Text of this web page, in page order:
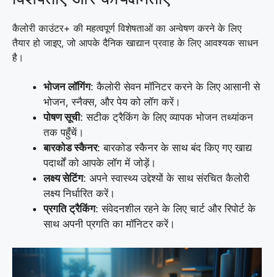
कैलोरी काउंटर+ की महत्वपूर्ण विशेषताओं का अन्वेषण करने के लिए
तैयार हो जाइए, जो आपके दैनिक खाद्यान प्रवाह के लिए आवश्यक साधन
है।
भोजन लॉगिंग: कैलोरी सेवन मॉनिटर करने के लिए आसानी से
भोजन, स्नैक्स, और पेय को लॉग करें।
पोषण सूची: सटीक ट्रैकिंग के लिए व्यापक भोजन तथ्यांकन
तक पहुँचें।
बारकोड स्कैनर: बारकोड स्कैनर के साथ बंद किए गए खाद्य
पदार्थों को आपके लॉग में जोड़ें।
लक्ष्य सेटिंग: अपने स्वास्थ्य उद्देश्यों के साथ संरचित कैलोरी
लक्ष्य निर्धारित करें।
प्रगति ट्रैकिंग: संवेदनशील रहने के लिए चार्ट और रिपोर्ट के
साथ अपनी प्रगति का मॉनिटर करें।